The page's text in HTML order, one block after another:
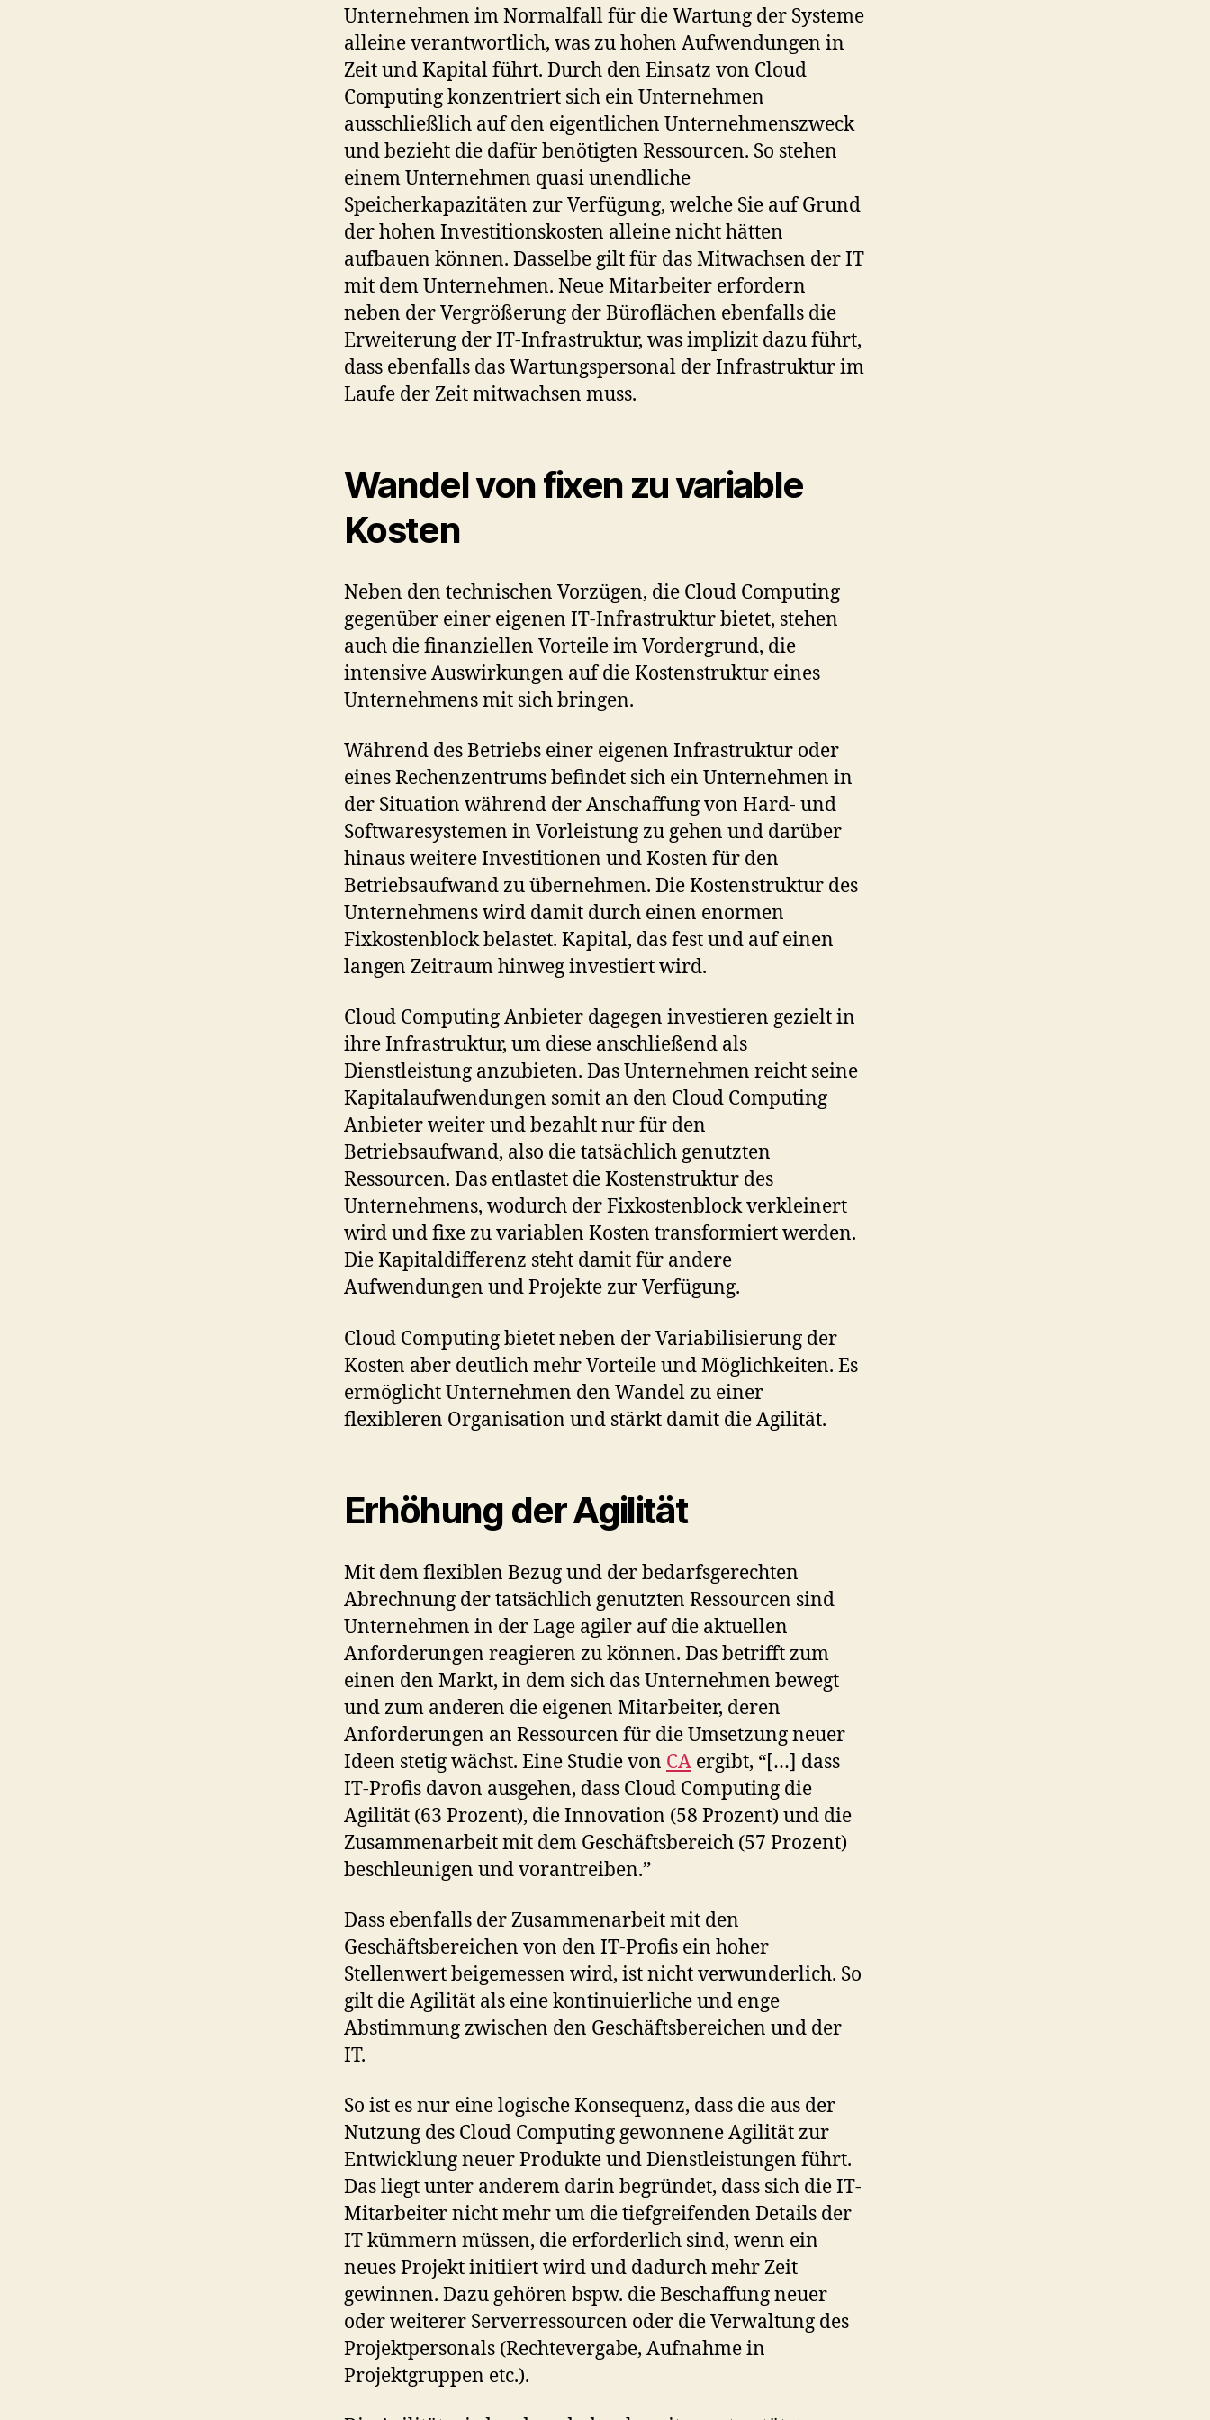
Unternehmen im Normalfall für die Wartung der Systeme
alleine verantwortlich, was zu hohen Aufwendungen in
Zeit und Kapital führt. Durch den Einsatz von Cloud
Computing konzentriert sich ein Unternehmen
ausschließlich auf den eigentlichen Unternehmenszweck
und bezieht die dafür benötigten Ressourcen. So stehen
einem Unternehmen quasi unendliche
Speicherkapazitäten zur Verfügung, welche Sie auf Grund
der hohen Investitionskosten alleine nicht hätten
aufbauen können. Dasselbe gilt für das Mitwachsen der IT
mit dem Unternehmen. Neue Mitarbeiter erfordern
neben der Vergrößerung der Büroflächen ebenfalls die
Erweiterung der IT-Infrastruktur, was implizit dazu führt,
dass ebenfalls das Wartungspersonal der Infrastruktur im
Laufe der Zeit mitwachsen muss.
Wandel von fixen zu variable
Kosten
Neben den technischen Vorzügen, die Cloud Computing
gegenüber einer eigenen IT-Infrastruktur bietet, stehen
auch die finanziellen Vorteile im Vordergrund, die
intensive Auswirkungen auf die Kostenstruktur eines
Unternehmens mit sich bringen.
Während des Betriebs einer eigenen Infrastruktur oder
eines Rechenzentrums befindet sich ein Unternehmen in
der Situation während der Anschaffung von Hard- und
Softwaresystemen in Vorleistung zu gehen und darüber
hinaus weitere Investitionen und Kosten für den
Betriebsaufwand zu übernehmen. Die Kostenstruktur des
Unternehmens wird damit durch einen enormen
Fixkostenblock belastet. Kapital, das fest und auf einen
langen Zeitraum hinweg investiert wird.
Cloud Computing Anbieter dagegen investieren gezielt in
ihre Infrastruktur, um diese anschließend als
Dienstleistung anzubieten. Das Unternehmen reicht seine
Kapitalaufwendungen somit an den Cloud Computing
Anbieter weiter und bezahlt nur für den
Betriebsaufwand, also die tatsächlich genutzten
Ressourcen. Das entlastet die Kostenstruktur des
Unternehmens, wodurch der Fixkostenblock verkleinert
wird und fixe zu variablen Kosten transformiert werden.
Die Kapitaldifferenz steht damit für andere
Aufwendungen und Projekte zur Verfügung.
Cloud Computing bietet neben der Variabilisierung der
Kosten aber deutlich mehr Vorteile und Möglichkeiten. Es
ermöglicht Unternehmen den Wandel zu einer
flexibleren Organisation und stärkt damit die Agilität.
Erhöhung der Agilität
Mit dem flexiblen Bezug und der bedarfsgerechten
Abrechnung der tatsächlich genutzten Ressourcen sind
Unternehmen in der Lage agiler auf die aktuellen
Anforderungen reagieren zu können. Das betrifft zum
einen den Markt, in dem sich das Unternehmen bewegt
und zum anderen die eigenen Mitarbeiter, deren
Anforderungen an Ressourcen für die Umsetzung neuer
Ideen stetig wächst. Eine Studie von CA ergibt, “[…] dass
IT-Profis davon ausgehen, dass Cloud Computing die
Agilität (63 Prozent), die Innovation (58 Prozent) und die
Zusammenarbeit mit dem Geschäftsbereich (57 Prozent)
beschleunigen und vorantreiben.”
Dass ebenfalls der Zusammenarbeit mit den
Geschäftsbereichen von den IT-Profis ein hoher
Stellenwert beigemessen wird, ist nicht verwunderlich. So
gilt die Agilität als eine kontinuierliche und enge
Abstimmung zwischen den Geschäftsbereichen und der
IT.
So ist es nur eine logische Konsequenz, dass die aus der
Nutzung des Cloud Computing gewonnene Agilität zur
Entwicklung neuer Produkte und Dienstleistungen führt.
Das liegt unter anderem darin begründet, dass sich die IT-
Mitarbeiter nicht mehr um die tiefgreifenden Details der
IT kümmern müssen, die erforderlich sind, wenn ein
neues Projekt initiiert wird und dadurch mehr Zeit
gewinnen. Dazu gehören bspw. die Beschaffung neuer
oder weiterer Serverressourcen oder die Verwaltung des
Projektpersonals (Rechtevergabe, Aufnahme in
Projektgruppen etc.).